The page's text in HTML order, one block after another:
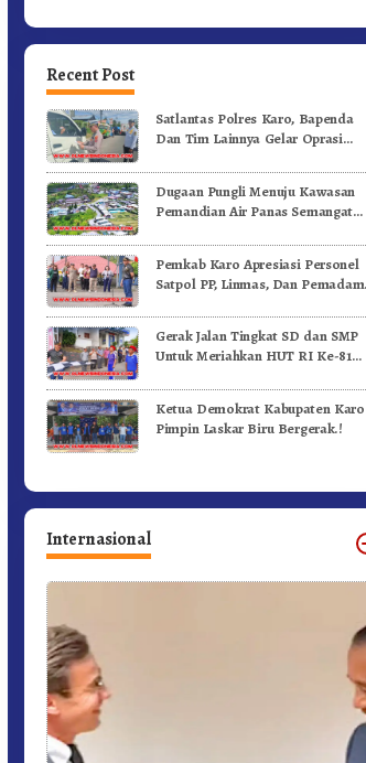
Recent Post
Satlantas Polres Karo, Bapenda
Dan Tim Lainnya Gelar Oprasi
Dugaan Pungli Menuju Kawasan
Pemandian Air Panas Semangat
Videokan!
Pemkab Karo Apresiasi Personel
Satpol PP, Linmas, Dan Pemadam
Gerak Jalan Tingkat SD dan SMP
Untuk Meriahkan HUT RI Ke-81
Ketua Demokrat Kabupaten Karo
Pimpin Laskar Biru Bergerak.!
Internasional